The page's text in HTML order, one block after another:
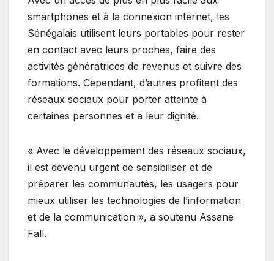
smartphones et à la connexion internet, les
Sénégalais utilisent leurs portables pour rester
en contact avec leurs proches, faire des
activités génératrices de revenus et suivre des
formations. Cependant, d’autres profitent des
réseaux sociaux pour porter atteinte à
certaines personnes et à leur dignité.
« Avec le développement des réseaux sociaux,
il est devenu urgent de sensibiliser et de
préparer les communautés, les usagers pour
mieux utiliser les technologies de l’information
et de la communication », a soutenu Assane
Fall.